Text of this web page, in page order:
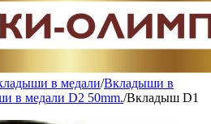
в медали/Вкладыши в
в медали D2 50mm./Вкладыш D1